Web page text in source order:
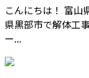
こんにちは！ 富山
県黒部市で解体工
ー...